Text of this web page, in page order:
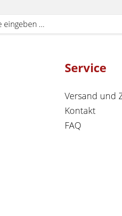
Service
Versand und
Kontakt
FAQ